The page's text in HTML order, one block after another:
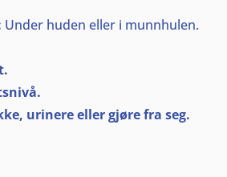
Under huden eller i munnhulen.
urinere eller gjøre fra seg.